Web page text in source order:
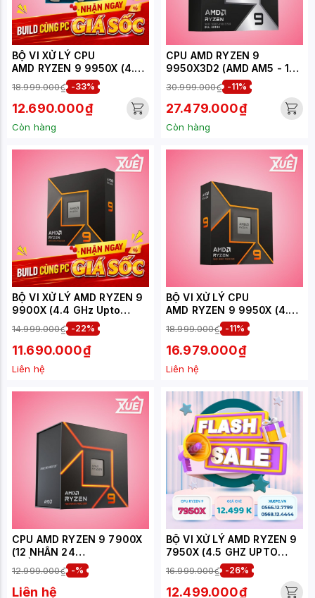
BỘ VI XỬ LÝ CPU
AMD RYZEN 9 9950X (4.3
GHZ UPTO 5.7GHZ / 80MB
/ 16 CORES, 32 THREADS /
170W / SOCKET AM5) -
18.999.000₫ -33%
12.690.000₫
Còn hàng
CPU AMD RYZEN 9
9950X3D2 (AMD AM5 - 16
CORE - 32 THREAD - BASE
4.3GHZ - TURBO 5.6GHZ -
CACHE 208MB)
30.999.000₫ -11%
27.479.000₫
Còn hàng
BỘ VI XỬ LÝ AMD RYZEN 9
9900X (4.4 GHz Upto
5.6GHz / 78MB / 16 Cores,
24 Threads / 120W /
Socket AM5)
14.999.000₫ -22%
11.690.000₫
Liên hệ
BỘ VI XỬ LÝ CPU
AMD RYZEN 9 9950X (4.3
GHZ UPTO 5.7GHZ / 80MB
/ 16 CORES, 32 THREADS /
170W / SOCKET AM5)
18.999.000₫ -11%
16.979.000₫
Liên hệ
CPU AMD RYZEN 9 7900X
(12 NHÂN 24
LUỒNG/BOOST 5,6
GHZ/76 MB CACHE/TDP
170W)
12.999.000₫ -%
Liên hệ
BỘ VI XỬ LÝ AMD RYZEN 9
7950X (4.5 GHZ UPTO
5.7GHZ / 81MB / 16 CORES,
32 THREADS / 170W /
SOCKET AM5)
16.999.000₫ -26%
12.499.000₫